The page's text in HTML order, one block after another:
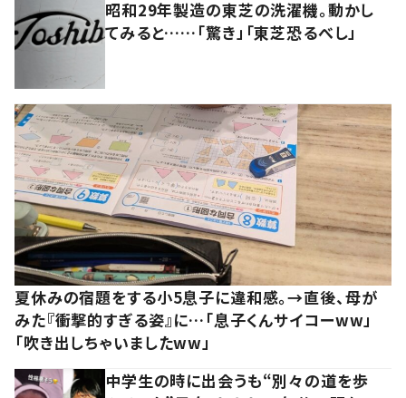
昭和29年製造の東芝の洗濯機。動かし
てみると……「驚き」「東芝恐るべし」
夏休みの宿題をする小5息子に違和感。→直後、母が
みた『衝撃的すぎる姿』に…「息子くんサイコーww」
「吹き出しちゃいましたww」
中学生の時に出会うも“別々の道を歩